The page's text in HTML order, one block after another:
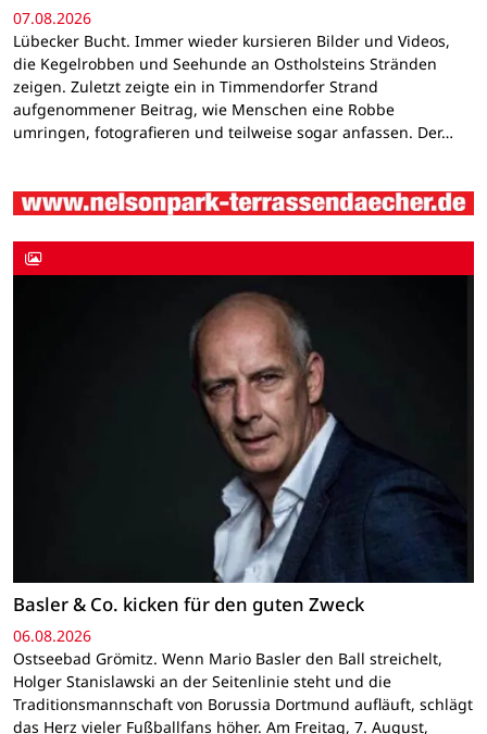
07.08.2026
Lübecker Bucht. Immer wieder kursieren Bilder und Videos,
die Kegelrobben und Seehunde an Ostholsteins Stränden
zeigen. Zuletzt zeigte ein in Timmendorfer Strand
aufgenommener Beitrag, wie Menschen eine Robbe
umringen, fotografieren und teilweise sogar anfassen. Der…
Basler & Co. kicken für den guten Zweck
06.08.2026
Ostseebad Grömitz. Wenn Mario Basler den Ball streichelt,
Holger Stanislawski an der Seitenlinie steht und die
Traditionsmannschaft von Borussia Dortmund aufläuft, schlägt
das Herz vieler Fußballfans höher. Am Freitag, 7. August,